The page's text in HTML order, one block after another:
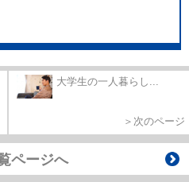
大学生の一人暮らし...
＞次のページ
ページへ